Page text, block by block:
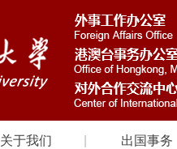
关于我们 出国事务